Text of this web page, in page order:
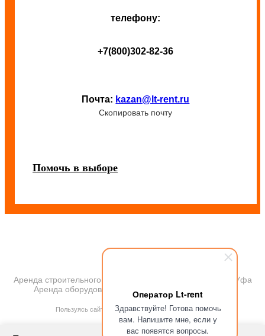
Оператор Lt-rent
Здравствуйте! Готова помочь
вам. Напишите мне, если у
вас появятся вопросы.
телефону:
+7(800)302-82-36
Почта: kazan@lt-rent.ru
Скопировать почту
Помочь в выборе
Аренда строительного и промышленного оборудования Уфа
Аренда оборудования 2018. Все права защищены
ПОЛИТИКА КОНФИДЕНЦИАЛЬНОСТИ
Пользуясь сайтом, Вы автоматически принимаете
ПРАВИЛА ПЕРЕДАЧИ И ОБРАБОТКИ ПЕРСОНАЛЬНЫХ ДАННЫХ